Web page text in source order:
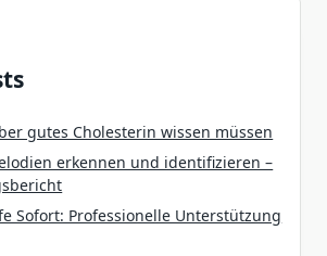
gutes Cholesterin wissen müssen
erkennen und identifizieren –
Sofort: Professionelle Unterstützung